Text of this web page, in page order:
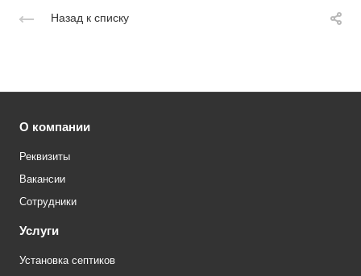
Назад к списку
О компании
Реквизиты
Вакансии
Сотрудники
Услуги
Установка септиков